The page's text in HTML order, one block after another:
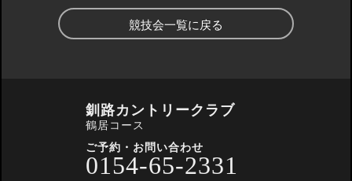
競技会一覧に戻る
釧路カントリークラブ
鶴居コース
ご予約・お問い合わせ
0154-65-2331